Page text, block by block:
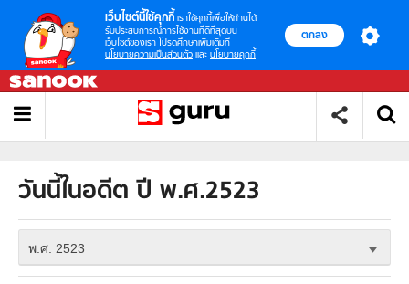
เว็บไซต์นี้ใช้คุกกี้ เราใช้คุกกี้เพื่อให้ท่านได้
รับประสบการณ์การใช้งานที่ดีที่สุดบน
เว็บไซต์ของเรา โปรดศึกษาเพิ่มเติมที่
นโยบายความเป็นส่วนตัว และ นโยบายคุกกี้
ตกลง
วันนี้ในอดีต ปี พ.ศ.2523
พ.ศ. 2523